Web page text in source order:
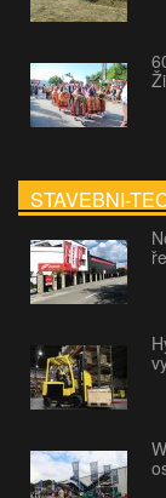
STAVEBNI-